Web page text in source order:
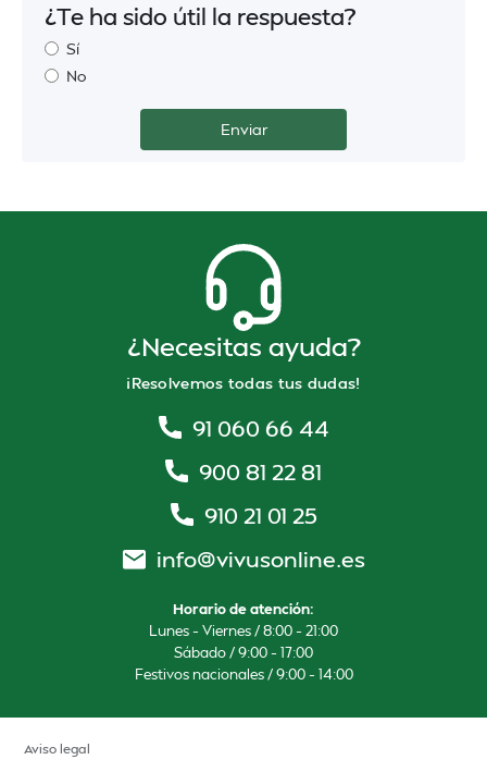
¿Te ha sido útil la respuesta?
Sí
No
¿Necesitas ayuda?
¡Resolvemos todas tus dudas!
91 060 66 44
900 81 22 81
910 21 01 25
info@vivusonline.es
Horario de atención:
Lunes – Viernes / 8:00 – 21:00
Sábado / 9:00 – 17:00
Festivos nacionales / 9:00 – 14:00
Aviso legal